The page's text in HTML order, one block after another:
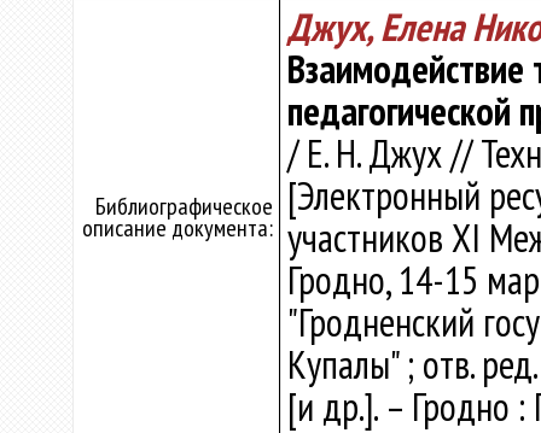
Библиографическое
описание документа:
Джух, Елена
Взаимодействие
педагогической
/ Е. Н. Джух //
[Электронный
участников ХI
Гродно, 14-15
"Гродненский
Купалы" ; отв.
[и др.]. – Гродно :